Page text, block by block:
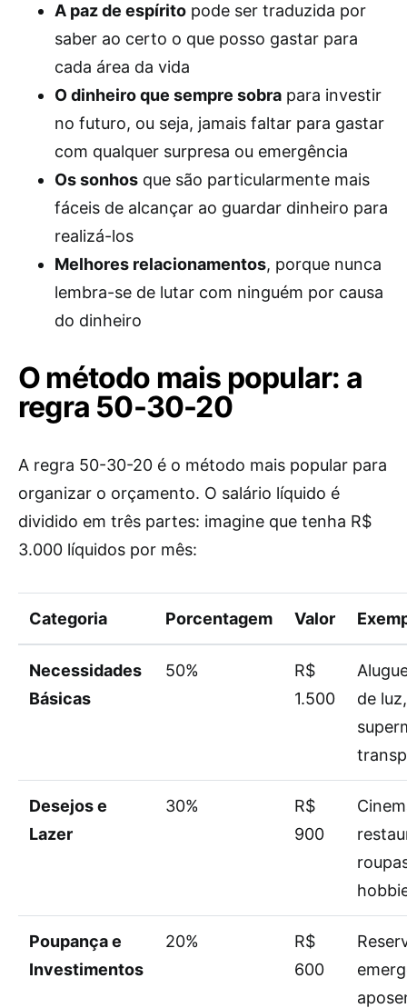
A paz de espírito pode ser traduzida por
saber ao certo o que posso gastar para
cada área da vida
O dinheiro que sempre sobra para investir
no futuro, ou seja, jamais faltar para gastar
com qualquer surpresa ou emergência
Os sonhos que são particularmente mais
fáceis de alcançar ao guardar dinheiro para
realizá-los
Melhores relacionamentos, porque nunca
lembra-se de lutar com ninguém por causa
do dinheiro
O método mais popular: a
regra 50-30-20
A regra 50-30-20 é o método mais popular para
organizar o orçamento. O salário líquido é
dividido em três partes: imagine que tenha R$
3.000 líquidos por mês:
Categoria Porcentagem Valor
Necessidades
Básicas
50%
R$
1.500
de luz,
Desejos e
Lazer
30%
R$
900
Poupança e
Investimentos
20%
R$
600